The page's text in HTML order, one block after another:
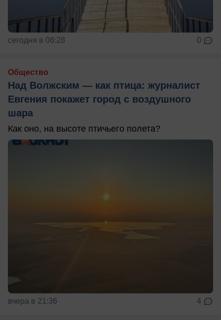
сегодня в 08:28 0
Общество
Над Волжским — как птица: журналист
Евгения покажет город с воздушного
шара
Как оно, на высоте птичьего полета?
вчера в 21:36 4